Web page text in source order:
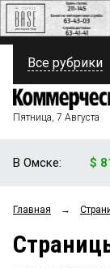
ПОЛИТИКА
ФИНАНСЫ
ОБЩЕСТВО
ЗАКОН
Все рубрики
Пятница, 7 Августа
В Омске: $
Главная →